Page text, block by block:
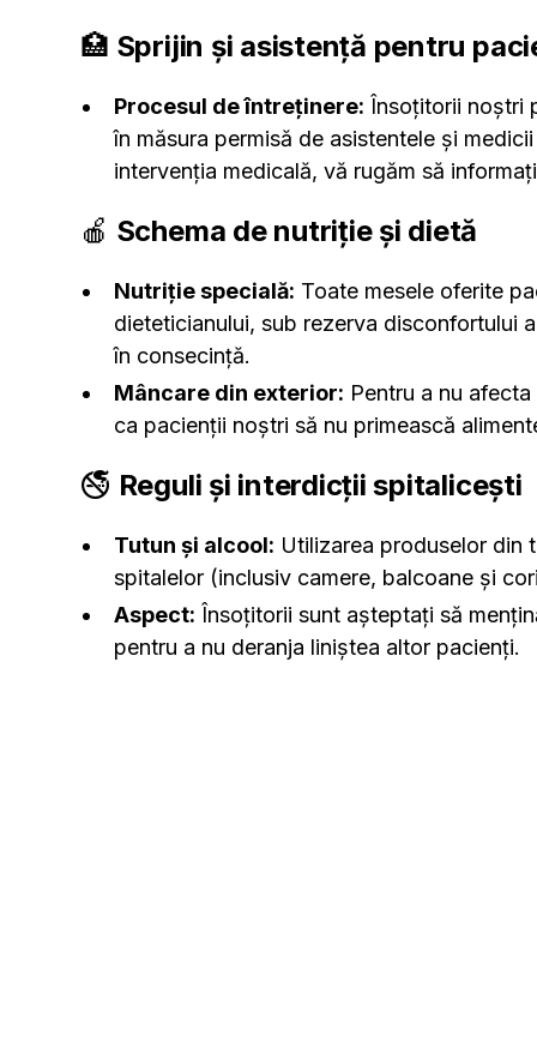
🏥 Sprijin și asistență pentru
Procesul de întreținere: Însoțitorii noștri
în măsura permisă de asistentele și
intervenția medicală, vă rugăm să
🍎 Schema de nutriție și dietă
Nutriție specială: Toate mesele oferite
dieteticianului, sub rezerva disconfortului
în consecință.
Mâncare din exterior: Pentru a nu
ca pacienții noștri să nu primească
🚭 Reguli și interdicții spitalicești
Tutun și alcool: Utilizarea produselor din
spitalelor (inclusiv camere, balcoane și
Aspect: Însoțitorii sunt așteptați să
pentru a nu deranja liniștea altor pacienți.